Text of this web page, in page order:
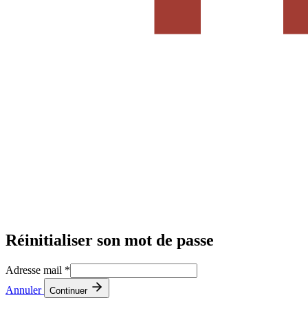
Réinitialiser son mot de passe
Adresse mail *
Annuler
Continuer